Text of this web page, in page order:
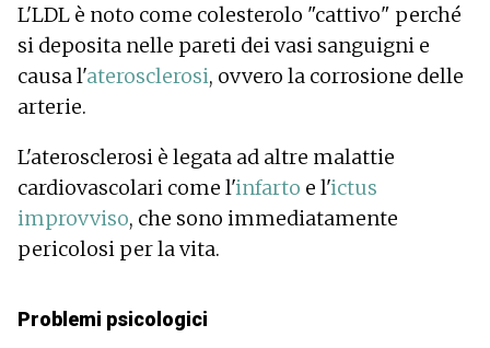
L'LDL è noto come colesterolo "cattivo" perché
si deposita nelle pareti dei vasi sanguigni e
causa l'aterosclerosi, ovvero la corrosione delle
arterie.
L'aterosclerosi è legata ad altre malattie
cardiovascolari come l'infarto e l'ictus
improvviso, che sono immediatamente
pericolosi per la vita.
Problemi psicologici